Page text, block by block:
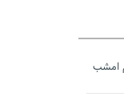
امشب